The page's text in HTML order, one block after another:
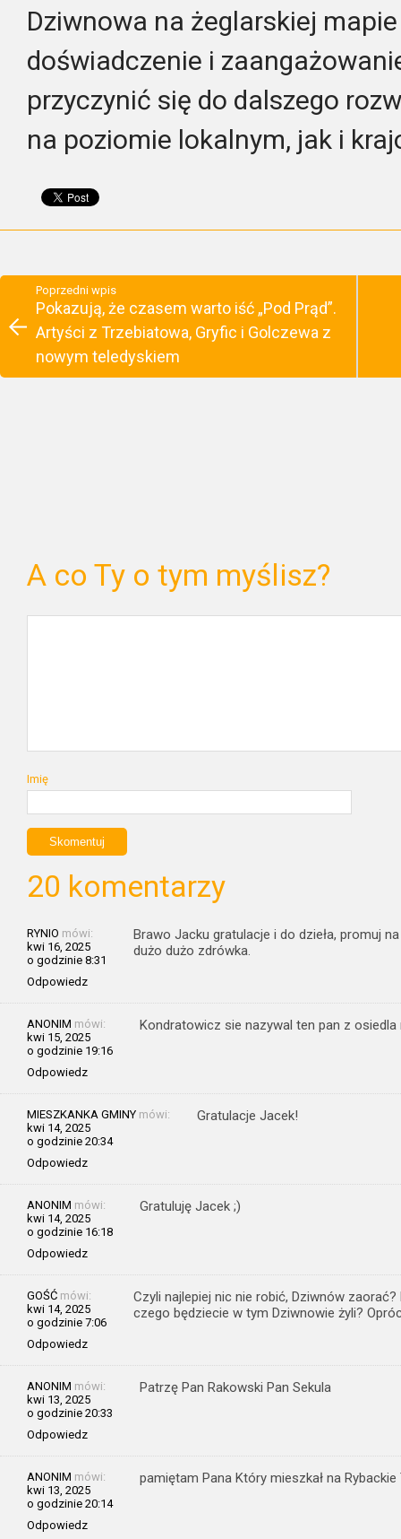
Dziwnowa na żeglarskiej
doświadczenie i
przyczynić się do dalszego
na poziomie lokalnym, jak i
Poprzedni wpis
Pokazują, że czasem warto iść „Pod Prąd”.
Artyści z Trzebiatowa, Gryfic i Golczewa z
nowym teledyskiem
A co Ty o tym myślisz?
Imię
20 komentarzy
RYNIO mówi:
kwi 16, 2025
o godzinie 8:31
Odpowiedz
Brawo Jacku gratulacje i do dzieła, promuj
dużo dużo zdrówka.
ANONIM mówi:
kwi 15, 2025
o godzinie 19:16
Odpowiedz
Kondratowicz sie nazywal ten pan z
MIESZKANKA GMINY mówi:
kwi 14, 2025
o godzinie 20:34
Odpowiedz
Gratulacje Jacek!
ANONIM mówi:
kwi 14, 2025
o godzinie 16:18
Odpowiedz
Gratuluję Jacek ;)
GOŚĆ mówi:
kwi 14, 2025
o godzinie 7:06
Odpowiedz
Czyli najlepiej nic nie robić, Dziwnów
czego będziecie w tym Dziwnowie żyli?
ANONIM mówi:
kwi 13, 2025
o godzinie 20:33
Odpowiedz
Patrzę Pan Rakowski Pan Sekula
ANONIM mówi:
kwi 13, 2025
o godzinie 20:14
Odpowiedz
pamiętam Pana Który mieszkał na